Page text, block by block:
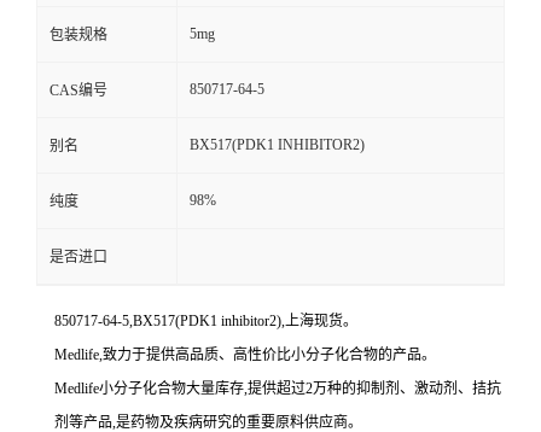
包装规格 5mg
CAS编号 850717-64-5
别名 BX517(PDK1 INHIBITOR2)
纯度 98%
是否进口
850717-64-5,BX517(PDK1 inhibitor2),上海现货。
Medlife,致力于提供高品质、高性价比小分子化合物的产品。
Medlife小分子化合物大量库存,提供超过2万种的抑制剂、激动剂、拮抗
剂等产品,是药物及疾病研究的重要原料供应商。